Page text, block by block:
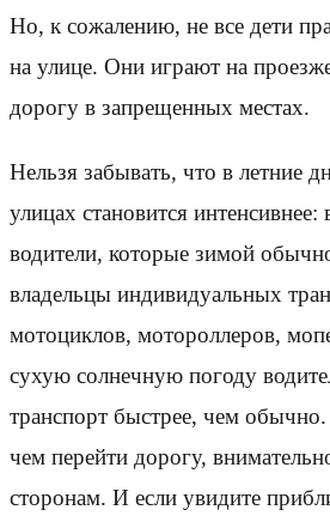
Но, к сожалению, не все дети
на улице. Они играют на
дорогу в запрещенных местах.
Нельзя забывать, что в летние
улицах становится
водители, которые зимой
владельцы индивидуальных
мотоциклов, мотороллеров,
сухую солнечную погоду
транспорт быстрее, чем
чем перейти дорогу,
сторонам. И если увидите